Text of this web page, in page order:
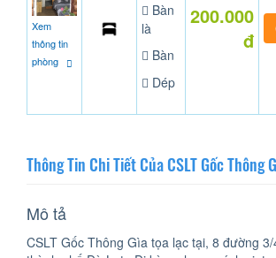
Xem
thông tin
phòng
Bàn
là
Bàn
Dép
200.000
đ
Thông Tin Chi Tiết Của CSLT Gốc Thông
Mô tả
CSLT Gốc Thông Gìa tọa lạc tại, 8 đường